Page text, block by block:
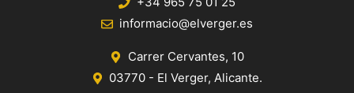
informacio@elverger.es
Carrer Cervantes, 10
03770 - El Verger, Alicante.